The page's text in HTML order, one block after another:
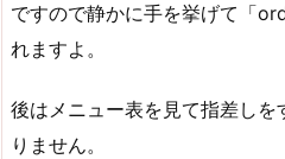
ですので静かに手を挙げて「
れますよ。
後はメニュー表を見て指差し
りません。